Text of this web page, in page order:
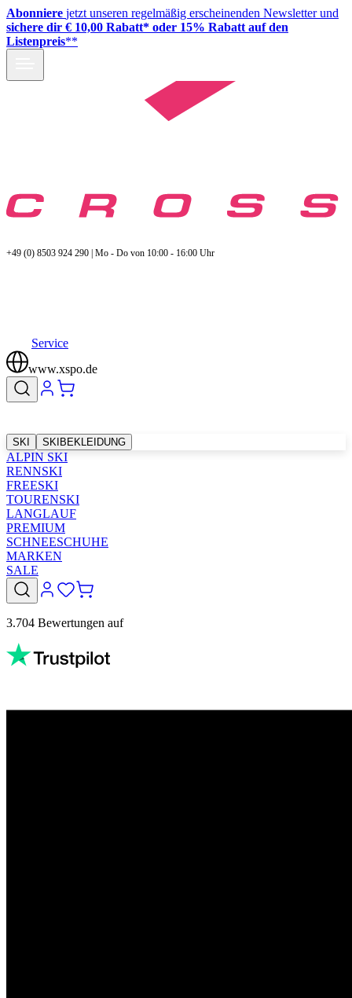
Abonniere jetzt unseren regelmäßig erscheinenden Newsletter und
sichere dir € 10,00 Rabatt* oder 15% Rabatt auf den
Listenpreis**
+49 (0) 8503 924 290 | Mo - Do von 10:00 - 16:00 Uhr
Service
www.xspo.de
SKI SKIBEKLEIDUNG
ALPIN SKI
RENNSKI
FREESKI
TOURENSKI
LANGLAUF
PREMIUM
SCHNEESCHUHE
MARKEN
SALE
3.704 Bewertungen auf